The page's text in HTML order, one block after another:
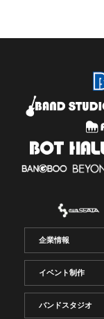
企業情報
イベント制作
バンドスタジオ